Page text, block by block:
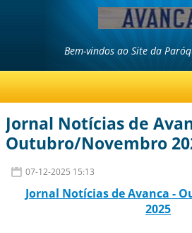
Bem-vindos ao Site da
Jornal Notícias de
Outubro/Novembro
07-12-2025 15:13
Jornal Notícias de Avanca -
2025